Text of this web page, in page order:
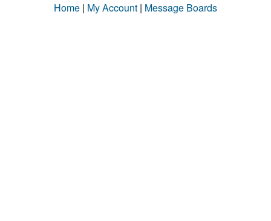
Home | My Account | Message Boards